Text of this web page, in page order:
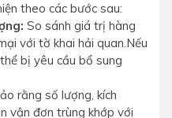
theo các bước sau:
So sánh giá trị hàng
với tờ khai hải quan.Nếu
bị yêu cầu bổ sung
rằng số lượng, kích
vận đơn trùng khớp với